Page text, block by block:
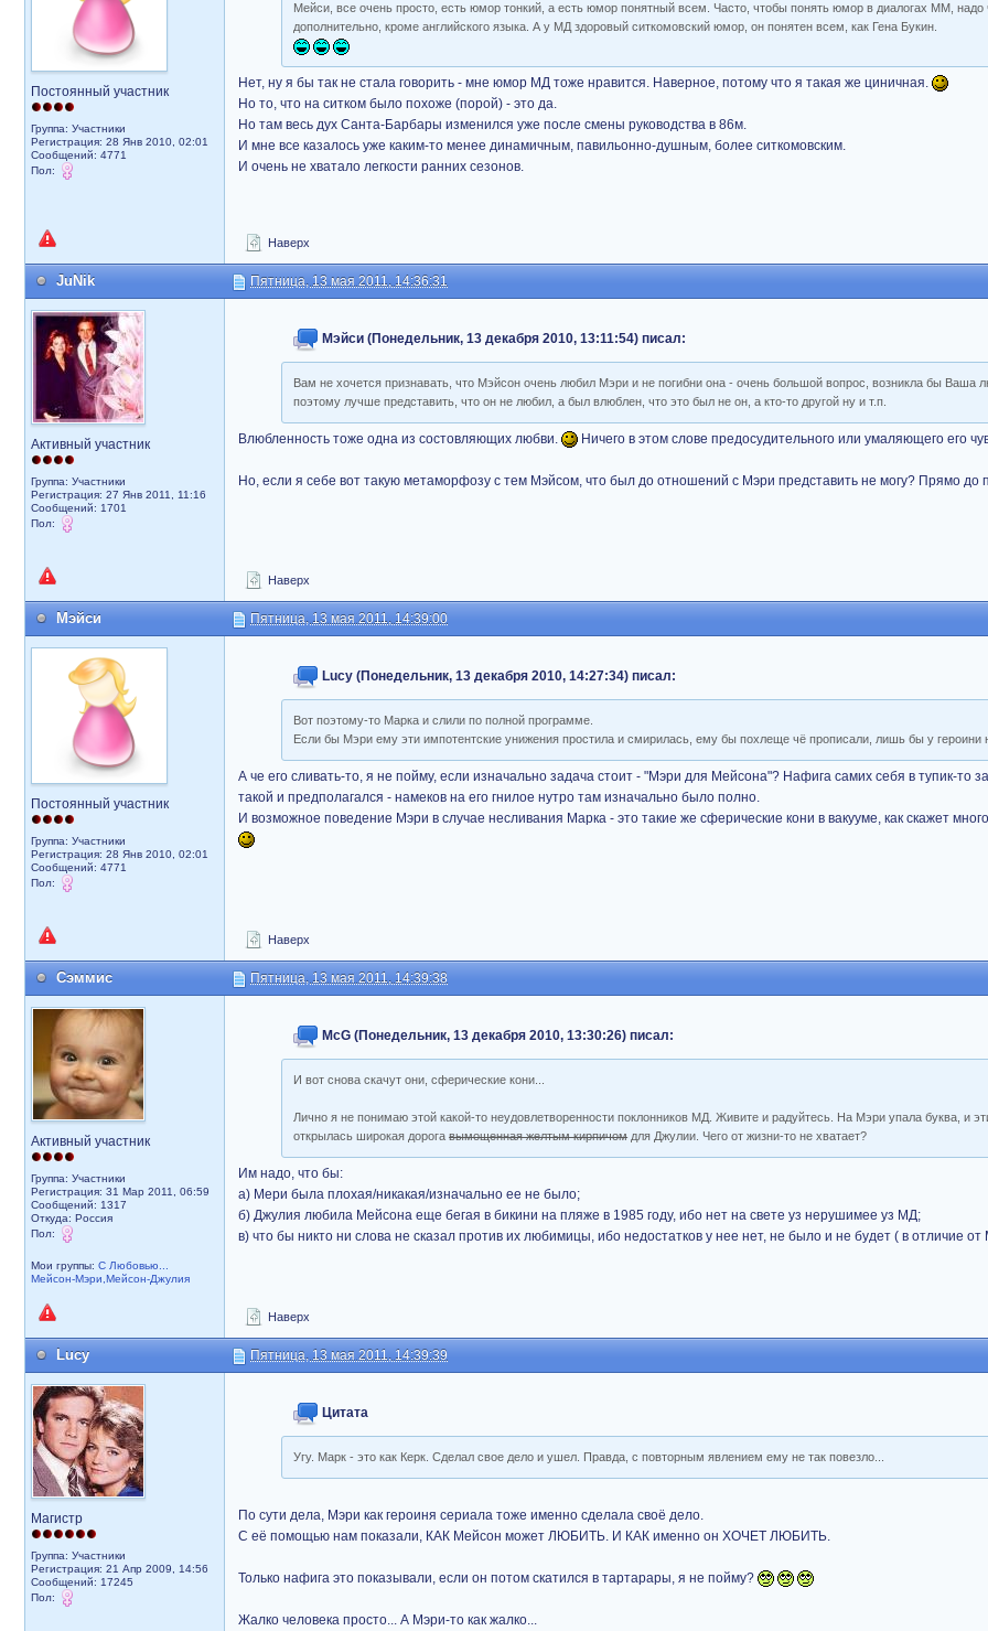
Постоянный участник
Группа: Участники
Регистрация: 28 Янв 2010, 02:01
Сообщений: 4771
Пол:
Мейси, все очень просто, есть юмор тонкий, а есть юмор понятный всем. Часто, чтобы понять юмор в диалогах ММ, надо
дополнительно, кроме английского языка. А у МД здоровый ситкомовский юмор, он понятен всем, как Гена Букин.
Нет, ну я бы так не стала говорить - мне юмор МД тоже нравится. Наверное, потому что я такая же циничная.
Но то, что на ситком было похоже (порой) - это да.
Но там весь дух Санта-Барбары изменился уже после смены руководства в 86м.
И мне все казалось уже каким-то менее динамичным, павильонно-душным, более ситкомовским.
И очень не хватало легкости ранних сезонов.
Наверх
JuNik Пятница, 13 мая 2011, 14:36:31
Активный участник
Группа: Участники
Регистрация: 27 Янв 2011, 11:16
Сообщений: 1701
Пол:
Мэйси (Понедельник, 13 декабря 2010, 13:11:54) писал:
Вам не хочется признавать, что Мэйсон очень любил Мэри и не погибни она - очень большой вопрос, возникла бы Ваша
поэтому лучше представить, что он не любил, а был влюблен, что это был не он, а кто-то другой ну и т.п.
Влюбленность тоже одна из состовляющих любви. Ничего в этом слове предосудительного или умаляющего его
Но, если я себе вот такую метаморфозу с тем Мэйсом, что был до отношений с Мэри представить не могу? Прямо до
Наверх
Мэйси Пятница, 13 мая 2011, 14:39:00
Постоянный участник
Группа: Участники
Регистрация: 28 Янв 2010, 02:01
Сообщений: 4771
Пол:
Lucy (Понедельник, 13 декабря 2010, 14:27:34) писал:
Вот поэтому-то Марка и слили по полной программе.
Если бы Мэри ему эти импотентские унижения простила и смирилась, ему бы похлеще чё прописали, лишь бы у героини
А че его сливать-то, я не пойму, если изначально задача стоит - "Мэри для Мейсона"? Нафига самих себя в тупик-то
такой и предполагался - намеков на его гнилое нутро там изначально было полно.
И возможное поведение Мэри в случае несливания Марка - это такие же сферические кони в вакууме, как скажет
Наверх
Сэммис Пятница, 13 мая 2011, 14:39:38
Активный участник
Группа: Участники
Регистрация: 31 Мар 2011, 06:59
Сообщений: 1317
Откуда: Россия
Пол:
Мои группы: С Любовью...
Мейсон-Мэри,Мейсон-Джулия
McG (Понедельник, 13 декабря 2010, 13:30:26) писал:
И вот снова скачут они, сферические кони...
Лично я не понимаю этой какой-то неудовлетворенности поклонников МД. Живите и радуйтесь. На Мэри упала буква, и
открылась широкая дорогавымощенная желтым кирпичом для Джулии. Чего от жизни-то не хватает?
Им надо, что бы:
а) Мери была плохая/никакая/изначально ее не было;
б) Джулия любила Мейсона еще бегая в бикини на пляже в 1985 году, ибо нет на свете уз нерушимее уз МД;
в) что бы никто ни слова не сказал против их любимицы, ибо недостатков у нее нет, не было и не будет ( в отличие
Наверх
Lucy Пятница, 13 мая 2011, 14:39:39
Магистр
Группа: Участники
Регистрация: 21 Апр 2009, 14:56
Сообщений: 17245
Пол:
Цитата
Угу. Марк - это как Керк. Сделал свое дело и ушел. Правда, с повторным явлением ему не так повезло...
По сути дела, Мэри как героиня сериала тоже именно сделала своё дело.
С её помощью нам показали, КАК Мейсон может ЛЮБИТЬ. И КАК именно он ХОЧЕТ ЛЮБИТЬ.
Только нафига это показывали, если он потом скатился в тартарары, я не пойму?
Жалко человека просто... А Мэри-то как жалко...